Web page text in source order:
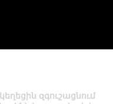
զգուշացնում